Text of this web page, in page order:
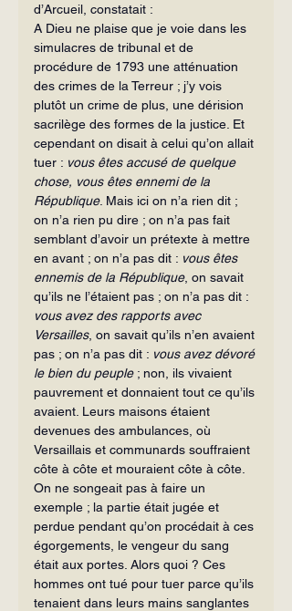
d’Arcueil, constatait :
A Dieu ne plaise que je voie dans les
simulacres de tribunal et de
procédure de 1793 une atténuation
des crimes de la Terreur ; j’y vois
plutôt un crime de plus, une dérision
sacrilège des formes de la justice. Et
cependant on disait à celui qu’on allait
tuer : vous êtes accusé de quelque
chose, vous êtes ennemi de la
République. Mais ici on n’a rien dit ;
on n’a rien pu dire ; on n’a pas fait
semblant d’avoir un prétexte à mettre
en avant ; on n’a pas dit : vous êtes
ennemis de la République, on savait
qu’ils ne l’étaient pas ; on n’a pas dit :
vous avez des rapports avec
Versailles, on savait qu’ils n’en avaient
pas ; on n’a pas dit : vous avez dévoré
le bien du peuple ; non, ils vivaient
pauvrement et donnaient tout ce qu’ils
avaient. Leurs maisons étaient
devenues des ambulances, où
Versaillais et communards souffraient
côte à côte et mouraient côte à côte.
On ne songeait pas à faire un
exemple ; la partie était jugée et
perdue pendant qu’on procédait à ces
égorgements, le vengeur du sang
était aux portes. Alors quoi ? Ces
hommes ont tué pour tuer parce qu’ils
tenaient dans leurs mains sanglantes